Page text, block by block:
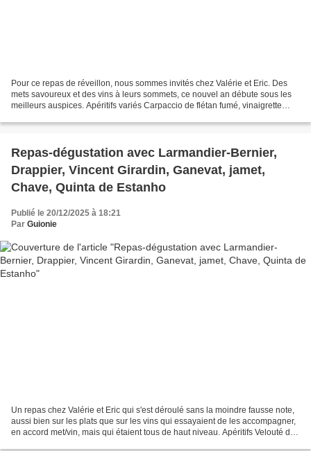
Pour ce repas de réveillon, nous sommes invités chez Valérie et Eric. Des
mets savoureux et des vins à leurs sommets, ce nouvel an débute sous les
meilleurs auspices. Apéritifs variés Carpaccio de flétan fumé, vinaigrette
Repas-dégustation avec Larmandier-Bernier,
Drappier, Vincent Girardin, Ganevat, jamet,
Chave, Quinta de Estanho
Publié le 20/12/2025 à 18:21
Par Guionie
Un repas chez Valérie et Eric qui s'est déroulé sans la moindre fausse note,
aussi bien sur les plats que sur les vins qui essayaient de les accompagner,
en accord met/vin, mais qui étaient tous de haut niveau. Apéritifs Velouté de